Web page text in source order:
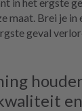
maat. Brei je in
geval